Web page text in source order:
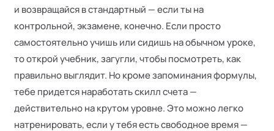
и возвращайся в стандартный — если ты на
контрольной, экзамене, конечно. Если просто
самостоятельно учишь или сидишь на обычном уроке,
то открой учебник, загугли, чтобы посмотреть, как
правильно выглядит. Но кроме запоминания формулы,
тебе придется наработать скилл счета —
действительно на крутом уровне. Это можно легко
натренировать, если у тебя есть свободное время —